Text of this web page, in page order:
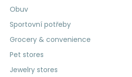
Obuv
Sportovní potřeby
Grocery & convenience
Pet stores
Jewelry stores